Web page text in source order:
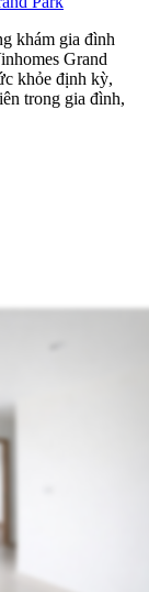
khám gia đình
Grand
khỏe định kỳ,
trong gia đình,